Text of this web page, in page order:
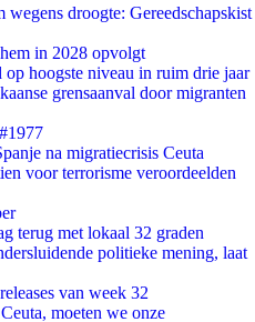
wegens droogte: Gereedschapskist
in 2028 opvolgt
hoogste niveau in ruim drie jaar
grensaanval door migranten
na migratiecrisis Ceuta
voor terrorisme veroordeelden
terug met lokaal 32 graden
politieke mening, laat
van week 32
moeten we onze